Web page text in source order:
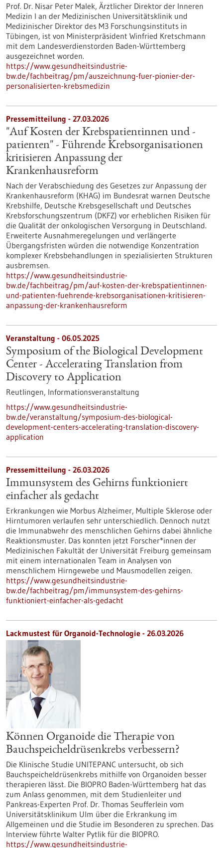
Prof. Dr. Nisar Peter Malek, Ärztlicher Direktor der Inneren
Medizin I an der Medizinischen Universitätsklinik und
Medizinischer Direktor des M3 Forschungsinstituts in
Tübingen, ist von Ministerpräsident Winfried Kretschmann
mit dem Landesverdienstorden Baden-Württemberg
ausgezeichnet worden.
https://www.gesundheitsindustrie-
bw.de/fachbeitrag/pm/auszeichnung-fuer-pionier-der-
personalisierten-krebsmedizin
Pressemitteilung - 27.03.2026
"Auf Kosten der Krebspatientinnen und -
patienten" - Führende Krebsorganisationen
kritisieren Anpassung der
Krankenhausreform
Nach der Verabschiedung des Gesetzes zur Anpassung der
Krankenhausreform (KHAG) im Bundesrat warnen Deutsche
Krebshilfe, Deutsche Krebsgesellschaft und Deutsches
Krebsforschungszentrum (DKFZ) vor erheblichen Risiken für
die Qualität der onkologischen Versorgung in Deutschland.
Erweiterte Ausnahmeregelungen und verlängerte
Übergangsfristen würden die notwendige Konzentration
komplexer Krebsbehandlungen in spezialisierten Strukturen
ausbremsen.
https://www.gesundheitsindustrie-
bw.de/fachbeitrag/pm/auf-kosten-der-krebspatientinnen-
und-patienten-fuehrende-krebsorganisationen-kritisieren-
anpassung-der-krankenhausreform
Veranstaltung - 06.05.2025
Symposium of the Biological Development
Center - Accelerating Translation from
Discovery to Application
Reutlingen, Informationsveranstaltung
https://www.gesundheitsindustrie-
bw.de/veranstaltung/symposium-des-biological-
development-centers-accelerating-translation-discovery-
application
Pressemitteilung - 26.03.2026
Immunsystem des Gehirns funktioniert
einfacher als gedacht
Erkrankungen wie Morbus Alzheimer, Multiple Sklerose oder
Hirntumoren verlaufen sehr unterschiedlich. Dennoch nutzt
die Immunabwehr des menschlichen Gehirns dabei ähnliche
Reaktionsmuster. Das konnten jetzt Forscher*innen der
Medizinischen Fakultät der Universität Freiburg gemeinsam
mit einem internationalen Team in Analysen von
menschlichem Hirngewebe und Mausmodellen zeigen.
https://www.gesundheitsindustrie-
bw.de/fachbeitrag/pm/immunsystem-des-gehirns-
funktioniert-einfacher-als-gedacht
Lackmustest für Organoid-Technologie - 26.03.2026
Können Organoide die Therapie von
Bauchspeicheldrüsenkrebs verbessern?
Die Klinische Studie UNITEPANC untersucht, ob sich
Bauchspeicheldrüsenkrebs mithilfe von Organoiden besser
therapieren lässt. Die BIOPRO Baden-Württemberg hat das
zum Anlass genommen, mit dem Studienleiter und
Pankreas-Experten Prof. Dr. Thomas Seufferlein vom
Universitätsklinikum Ulm über die Erkrankung im
Allgemeinen und die Studie im Besonderen zu sprechen. Das
Interview führte Walter Pytlik für die BIOPRO.
https://www.gesundheitsindustrie-